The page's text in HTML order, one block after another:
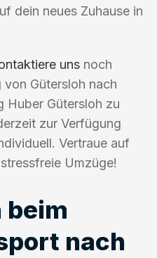
dein neues Zuhause in
uns noch
Gütersloh nach
Huber Gütersloh zu
zur Verfügung
Vertraue auf
Umzüge!
beim
nach